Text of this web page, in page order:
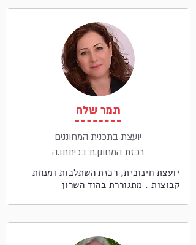
תמר שלח
יועצת בתכנית המחוננים
רכזת המחונן.ת בכיתתו.ה
יועצת חינוכית, רכזת השתלבות ומנחת
קבוצות . מתגוררת בהוד השרון